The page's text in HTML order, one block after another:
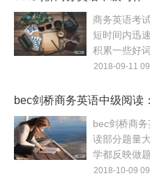
句型
商务英语考
短时间内迅
积累一些好
用。今天就
开头和结尾
2018-09-11
bec剑桥商务英语中级阅读
技巧
bec剑桥商
读部分题量
学都反映做
及反应。今
2018-10-09